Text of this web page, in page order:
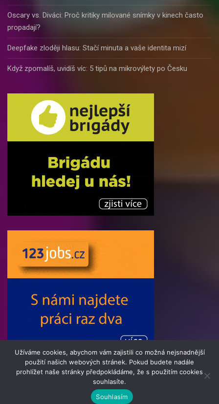
Oscary vs. Diváci: Proč kritiky milované snímky v kinech často
propadají?
Deepfake zloději hlasu: Stačí minuta a vaše identita mizí
Když zpomalíš, uvidíš víc: 5 tipů na mikrovýlety po Česku
© 2016 - 2025 Informatik24.cz | člen skupiny 123jobs Media |
Všechna práva vyhrazena | Theme by
Užíváme cookies, abychom vám zajistili co možná nejsnadnější
použití našich webových stránek. Pokud budete nadále
prohlížet naše stránky předpokládáme, že s použitím cookies
souhlasíte.
Souhlasím